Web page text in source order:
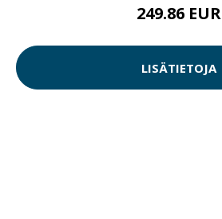
249.86 EUR
LISÄTIETOJA